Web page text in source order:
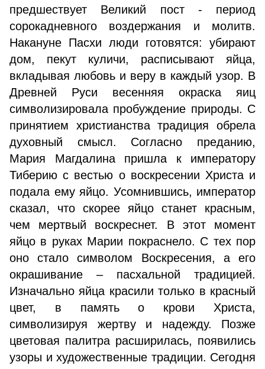
предшествует Великий пост - период
сорокадневного воздержания и молитв.
Накануне Пасхи люди готовятся: убирают
дом, пекут куличи, расписывают яйца,
вкладывая любовь и веру в каждый узор. В
Древней Руси весенняя окраска яиц
символизировала пробуждение природы. С
принятием христианства традиция обрела
духовный смысл. Согласно преданию,
Мария Магдалина пришла к императору
Тиберию с вестью о воскресении Христа и
подала ему яйцо. Усомнившись, император
сказал, что скорее яйцо станет красным,
чем мертвый воскреснет. В этот момент
яйцо в руках Марии покраснело. С тех пор
оно стало символом Воскресения, а его
окрашивание – пасхальной традицией.
Изначально яйца красили только в красный
цвет, в память о крови Христа,
символизируя жертву и надежду. Позже
цветовая палитра расширилась, появились
узоры и художественные традиции. Сегодня